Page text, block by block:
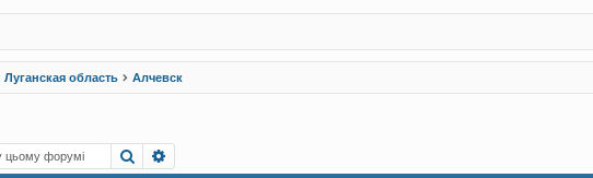
Луганская область Алчевск
Пошук